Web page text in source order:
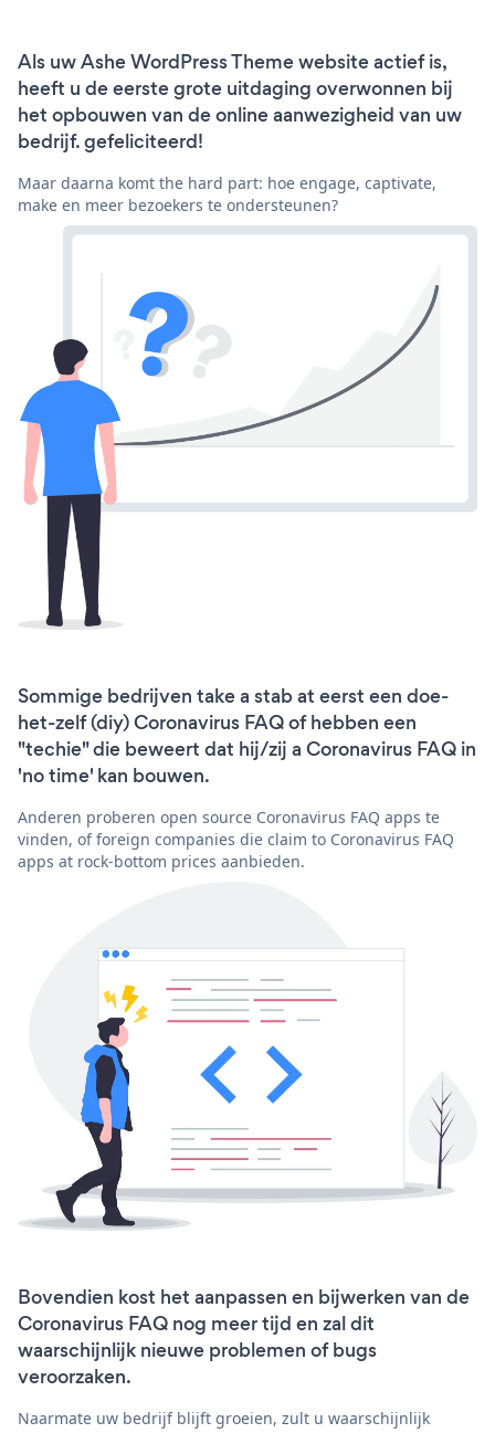
Als uw Ashe WordPress Theme website actief is,
heeft u de eerste grote uitdaging overwonnen bij
het opbouwen van de online aanwezigheid van uw
bedrijf. gefeliciteerd!
Maar daarna komt the hard part: hoe engage, captivate,
make en meer bezoekers te ondersteunen?
Sommige bedrijven take a stab at eerst een doe-
het-zelf (diy) Coronavirus FAQ of hebben een
"techie" die beweert dat hij/zij a Coronavirus FAQ in
'no time' kan bouwen.
Anderen proberen open source Coronavirus FAQ apps te
vinden, of foreign companies die claim to Coronavirus FAQ
apps at rock-bottom prices aanbieden.
Bovendien kost het aanpassen en bijwerken van de
Coronavirus FAQ nog meer tijd en zal dit
waarschijnlijk nieuwe problemen of bugs
veroorzaken.
Naarmate uw bedrijf blijft groeien, zult u waarschijnlijk